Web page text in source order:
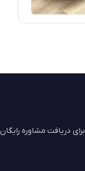
برای دریافت مشاوره